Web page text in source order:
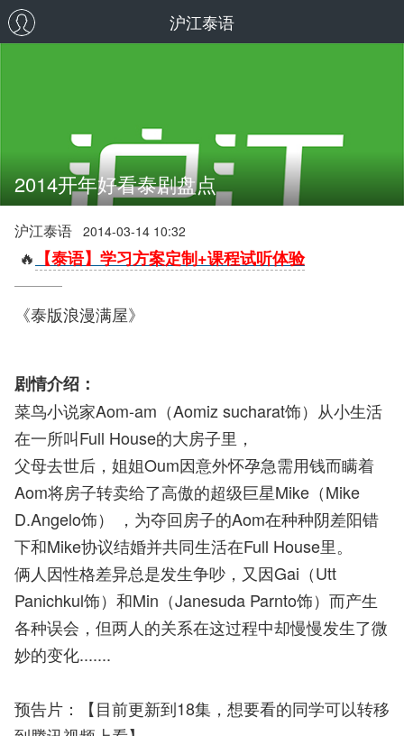
沪江泰语
2014开年好看泰剧盘点
沪江泰语 2014-03-14 10:32
🔥 【泰语】学习方案定制+课程试听体验
《泰版浪漫满屋》
剧情介绍：
菜鸟小说家Aom-am（Aomiz sucharat饰）从小生活
在一所叫Full House的大房子里，
父母去世后，姐姐Oum因意外怀孕急需用钱而瞒着
Aom将房子转卖给了高傲的超级巨星Mike（Mike
D.Angelo饰） ，为夺回房子的Aom在种种阴差阳错
下和Mike协议结婚并共同生活在Full House里。
俩人因性格差异总是发生争吵，又因Gai（Utt
Panichkul饰）和Min（Janesuda Parnto饰）而产生
各种误会，但两人的关系在这过程中却慢慢发生了微
妙的变化.......
预告片：【目前更新到18集，想要看的同学可以转移